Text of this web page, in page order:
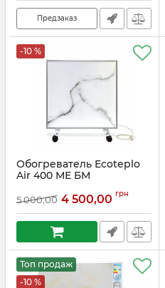
Предзаказ
-10 %
Обогреватель Ecoteplo
Air 400 МЕ БМ
5 000,00 4 500,00 грн
Топ продаж
-10 %